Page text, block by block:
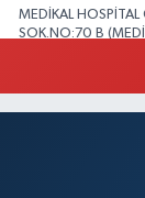
MEDİKAL HOSPİTAL
SOK.NO:70 B
FIRAT
Üniversite